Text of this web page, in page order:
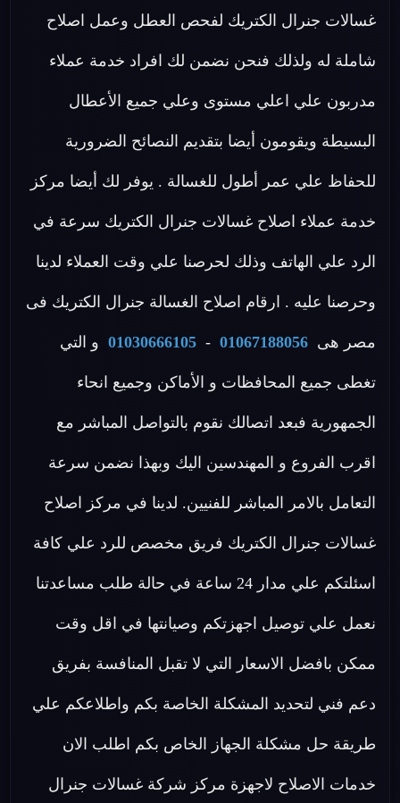
غسالات جنرال الكتريك لفحص العطل وعمل اصلاح
شاملة له ولذلك فنحن نضمن لك افراد خدمة عملاء
مدربون علي اعلي مستوى وعلي جميع الأعطال
البسيطة ويقومون أيضا بتقديم النصائح الضرورية
للحفاظ علي عمر أطول للغسالة . يوفر لك أيضا مركز
خدمة عملاء اصلاح غسالات جنرال الكتريك سرعة في
الرد علي الهاتف وذلك لحرصنا علي وقت العملاء لدينا
وحرصنا عليه . ارقام اصلاح الغسالة جنرال الكتريك فى
مصر هى 01067188056
-
01030666105 و التي
تغطى جميع المحافظات و الأماكن وجميع انحاء
الجمهورية فبعد اتصالك نقوم بالتواصل المباشر مع
اقرب الفروع و المهندسين اليك وبهذا نضمن سرعة
التعامل بالامر المباشر للفنيين. لدينا في مركز اصلاح
غسالات جنرال الكتريك فريق مخصص للرد علي كافة
اسئلتكم علي مدار 24 ساعة في حالة طلب مساعدتنا
نعمل علي توصيل اجهزتكم وصيانتها في اقل وقت
ممكن بافضل الاسعار التي لا تقبل المنافسة بفريق
دعم فني لتحديد المشكلة الخاصة بكم واطلاعكم علي
طريقة حل مشكلة الجهاز الخاص بكم اطلب الان
خدمات الاصلاح لاجهزة مركز شركة غسالات جنرال